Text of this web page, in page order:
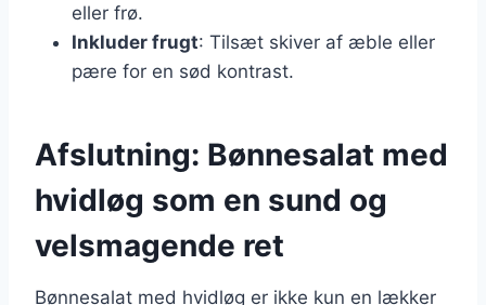
eller frø.
Inkluder frugt: Tilsæt skiver af æble eller
pære for en sød kontrast.
Afslutning: Bønnesalat med
hvidløg som en sund og
velsmagende ret
Bønnesalat med hvidløg er ikke kun en lækker